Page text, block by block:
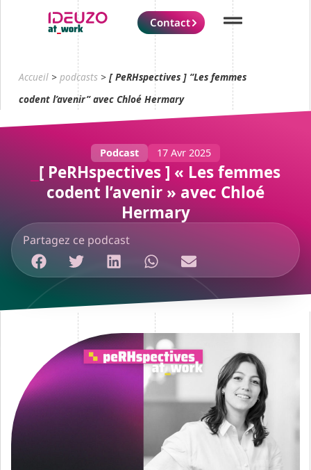
Contact
Accueil > podcasts >[ PeRHspectives ] “Les femmes
codent l’avenir” avec Chloé Hermary
Podcast 17 Avr 2025
[ PeRHspectives ] « Les femmes
codent l’avenir » avec Chloé
Hermary
Partagez ce podcast